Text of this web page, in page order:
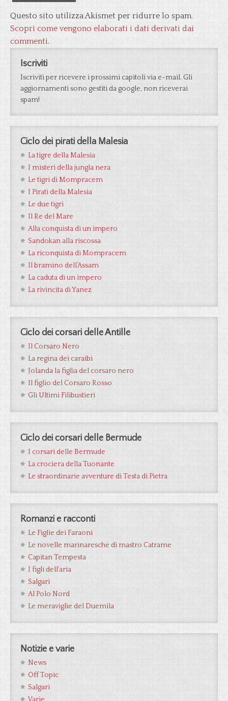
Questo sito utilizza Akismet per ridurre lo spam.
Scopri come vengono elaborati i dati derivati dai
commenti.
Iscriviti
Iscriviti per ricevere i prossimi capitoli via e-mail. Gli
aggiornamenti sono gestiti da google, non riceverai
spam!
Ciclo dei pirati della Malesia
La tigre della Malesia
I misteri della jungla nera
Le tigri di Mompracem
I Pirati della Malesia
Le due tigri
Il Re del Mare
Alla conquista di un impero
Sandokan alla riscossa
La riconquista di Mompracem
Il bramino dell’Assam
La caduta di un impero
La rivincita di Yanez
Ciclo dei corsari delle Antille
Il Corsaro Nero
La regina dei caraibi
Jolanda la figlia del corsaro nero
Il figlio del Corsaro Rosso
Gli Ultimi Filibustieri
Ciclo dei corsari delle Bermude
I corsari delle Bermude
La crociera della Tuonante
Le straordinarie avventure di Testa di Pietra
Romanzi e racconti
Le Figlie dei Faraoni
Le novelle marinaresche di mastro Catrame
Capitan Tempesta
I figli dell’aria
Salgari
Al Polo Nord
Le meraviglie del Duemila
Notizie e varie
News
Off Topic
Salgari